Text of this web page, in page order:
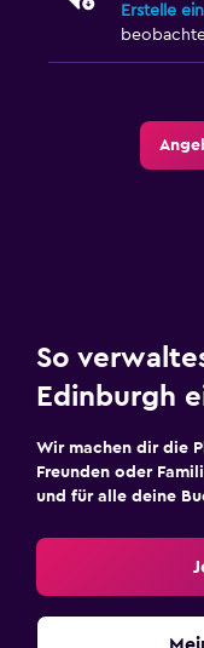
Erstelle
So
Edinburgh
Wir machen dir die
Freunden oder
und für alle deine